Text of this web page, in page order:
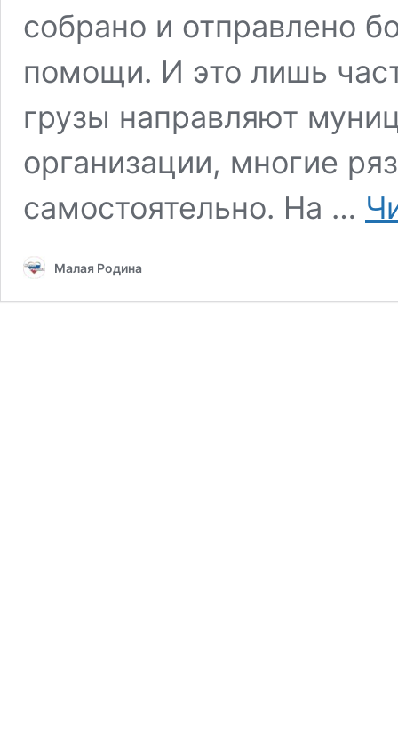
собрано и отправлено
помощи. И это лишь
грузы направляют
организации, многие
самостоятельно. На …
Малая Родина